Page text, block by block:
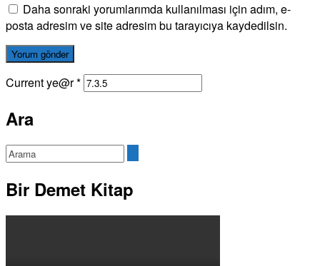
Daha sonraki yorumlarımda kullanılması için adım, e-
posta adresim ve site adresim bu tarayıcıya kaydedilsin.
Current ye@r*
Ara
Bir Demet Kitap